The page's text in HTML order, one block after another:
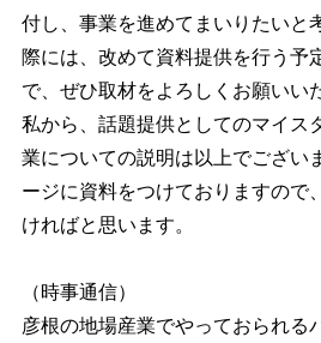
付し、事業を進めてまいりたいと
際には、改めて資料提供を行う予
で、ぜひ取材をよろしくお願いい
私から、話題提供としてのマイス
業についての説明は以上でござい
ージに資料をつけておりますので
ければと思います。
（時事通信）
彦根の地場産業でやっておられる